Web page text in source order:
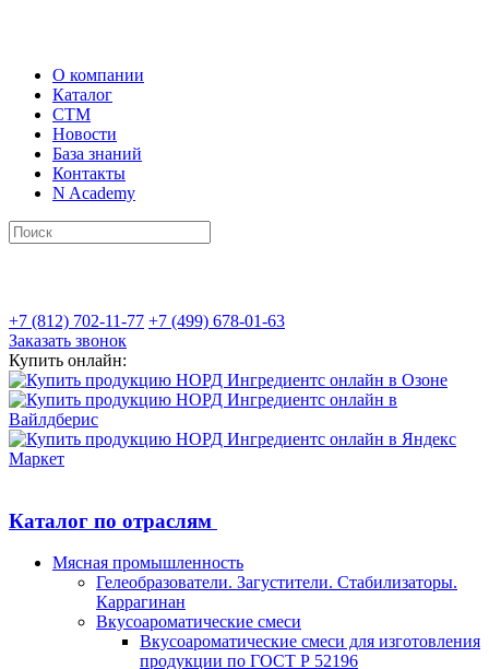
О компании
Каталог
СТМ
Новости
База знаний
Контакты
N Academy
+7 (812) 702-11-77 +7 (499) 678-01-63
Заказать звонок
Купить онлайн:
Каталог по отраслям
Мясная промышленность
Гелеобразователи. Загустители. Стабилизаторы.
Каррагинан
Вкусоароматические смеси
Вкусоароматические смеси для изготовления
продукции по ГОСТ Р 52196